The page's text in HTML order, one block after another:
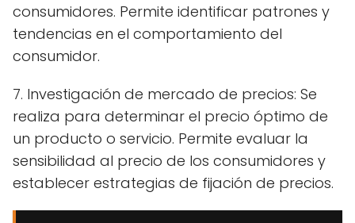
consumidores. Permite identificar patrones y
tendencias en el comportamiento del
consumidor.
7. Investigación de mercado de precios: Se
realiza para determinar el precio óptimo de
un producto o servicio. Permite evaluar la
sensibilidad al precio de los consumidores y
establecer estrategias de fijación de precios.